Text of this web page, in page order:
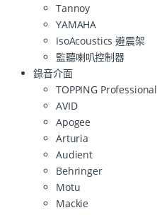
Tannoy
YAMAHA
IsoAcoustics 避震架
監聽喇叭控制器
錄音介面
TOPPING Professional
AVID
Apogee
Arturia
Audient
Behringer
Motu
Mackie